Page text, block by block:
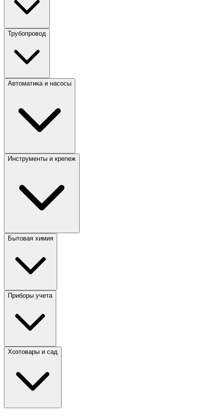
Трубопровод
Автоматика и насосы
Инструменты и крепеж
Бытовая химия
Приборы учета
Хозтовары и сад